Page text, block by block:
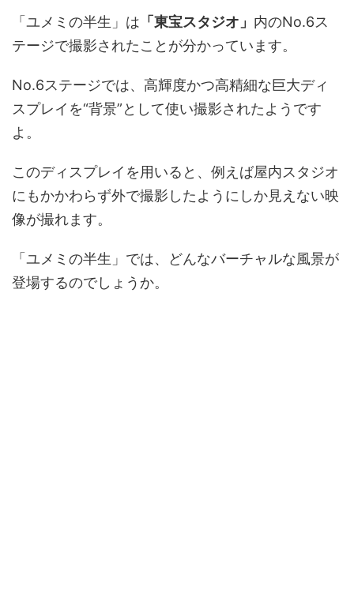
「ユメミの半生」は 「東宝スタジオ」 内のNo.6ス
テージで撮影されたことが分かっています。
No.6ステージでは、高輝度かつ高精細な巨大ディ
スプレイを“背景”として使い撮影されたようです
よ。
このディスプレイを用いると、例えば屋内スタジオ
にもかかわらず外で撮影したようにしか見えない映
像が撮れます。
「ユメミの半生」では、どんなバーチャルな風景が
登場するのでしょうか。